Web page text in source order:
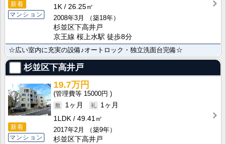
新着
マンション
1K
26.25㎡
2008年3月
（築18年）
杉並区下高井戸
京王線 桜上水駅 徒歩8分
☆広い室内に充実の設備♪オートロック・独立洗面台完備☆
杉並区下高井戸
新着
マンション
19.7万円
15000円
1ヶ月
1ヶ月
1LDK
49.41㎡
2017年2月
（築9年）
杉並区下高井戸